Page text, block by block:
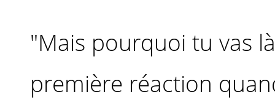
"Mais pourquoi tu vas
première réaction